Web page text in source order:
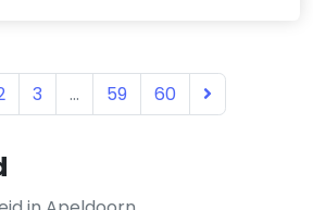
3 ... 59 60